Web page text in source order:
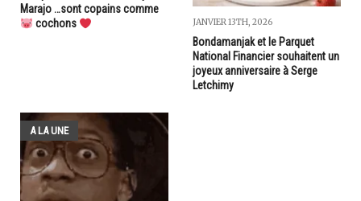
Marajo …sont copains comme
cochons
JANVIER 13TH, 2026
Bondamanjak et le Parquet
National Financier souhaitent un
joyeux anniversaire à Serge
Letchimy
A LA UNE